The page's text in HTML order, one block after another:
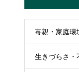
毒親・家庭環
生きづらさ・